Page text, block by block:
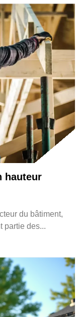
hauteur
du bâtiment,
partie des...